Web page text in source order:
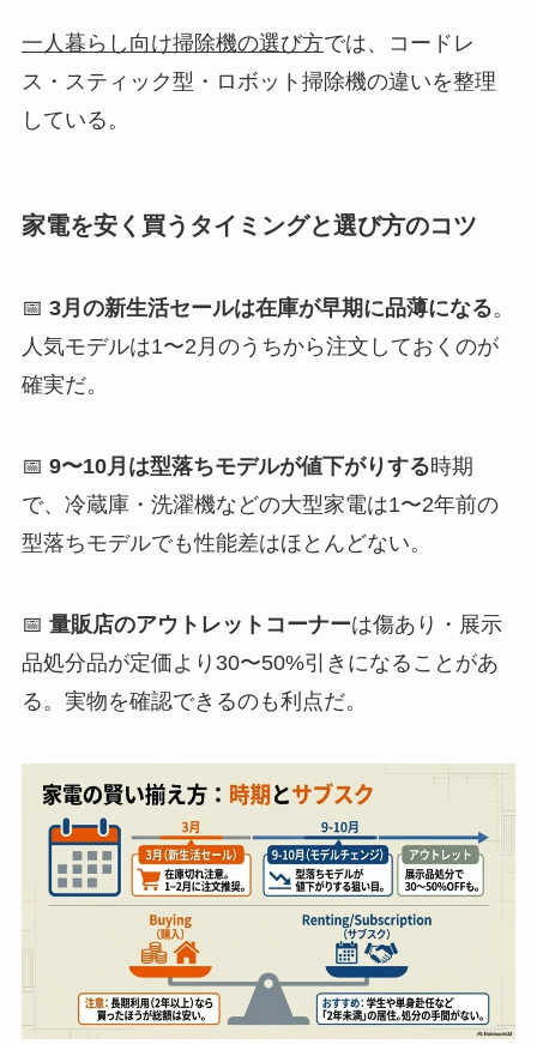
一人暮らし向け掃除機の選び方では、コードレ
ス・スティック型・ロボット掃除機の違いを整理
している。
家電を安く買うタイミングと選び方のコツ
📅 3月の新生活セールは在庫が早期に品薄になる。
人気モデルは1〜2月のうちから注文しておくのが
確実だ。
📅 9〜10月は型落ちモデルが値下がりする時期
で、冷蔵庫・洗濯機などの大型家電は1〜2年前の
型落ちモデルでも性能差はほとんどない。
📅 量販店のアウトレットコーナーは傷あり・展示
品処分品が定価より30〜50%引きになることがあ
る。実物を確認できるのも利点だ。